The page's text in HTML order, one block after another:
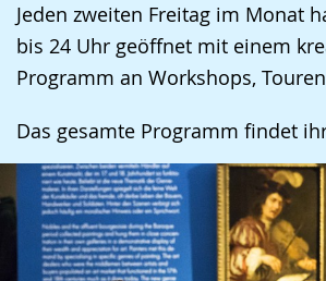
Jeden zweiten Freitag im Monat
bis 24 Uhr geöffnet mit einem
Programm an Workshops,
Das gesamte Programm findet
Gebärdensprache
wird
angezeigt.